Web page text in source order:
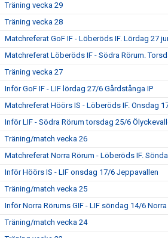
Träning vecka 29
Träning vecka 28
Matchreferat GoF IF - Löberöds IF. Lördag 27
Matchreferat Löberöds IF - Södra Rörum.
Träning vecka 27
Inför GoF IF - LIF lördag 27/6 Gårdstånga IP
Matchreferat Höörs IS - Löberöds IF. Onsdag
Inför LIF - Södra Rörum torsdag 25/6
Träning/match vecka 26
Matchreferat Norra Rörum - Löberöds IF.
Inför Höörs IS - LIF onsdag 17/6 Jeppavallen
Träning/match vecka 25
Inför Norra Rörums GIF - LIF söndag 14/6 Norra
Träning/match vecka 24